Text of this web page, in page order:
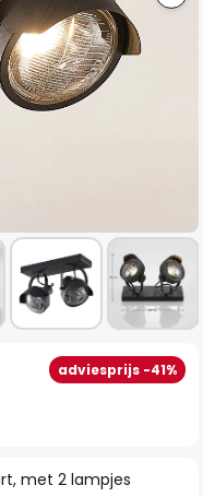
met 2 lampjes
adviesprijs -41%